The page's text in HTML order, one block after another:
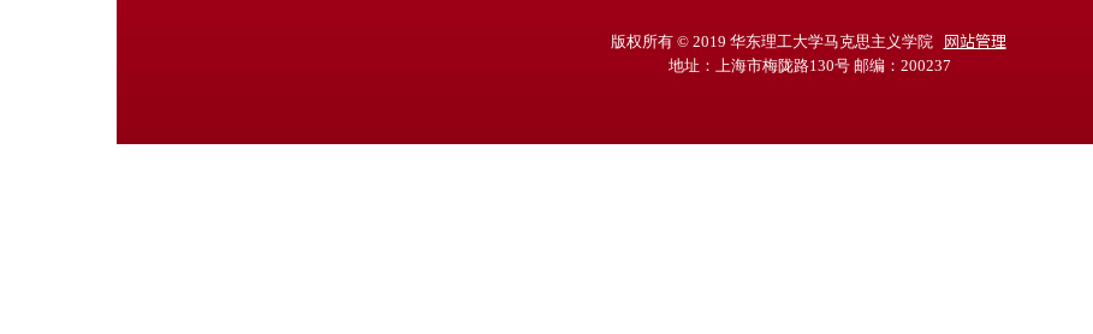
版权所有 © 2019 华东理工大学马克思主义学院
网站管理
地址：上海市梅陇路130号 邮编：200237